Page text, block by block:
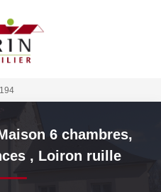
6 chambres,
, Loiron ruille